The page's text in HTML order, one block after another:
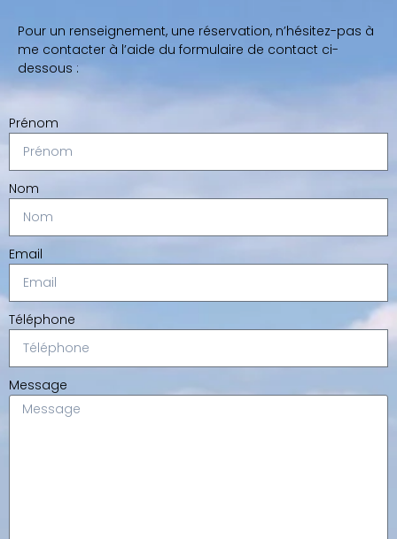
Pour un renseignement, une réservation, n’hésitez-pas à
me contacter à l’aide du formulaire de contact ci-
dessous :
Prénom
Nom
Email
Téléphone
Message